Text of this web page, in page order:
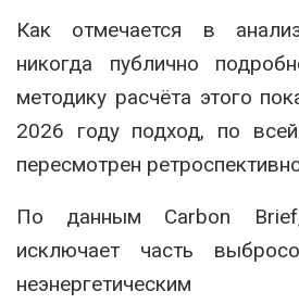
Как отмечается в
никогда публично
методику расчёта этого
2026 году подход, по
пересмотрен
По данным Carbon
исключает часть
неэнергетическим